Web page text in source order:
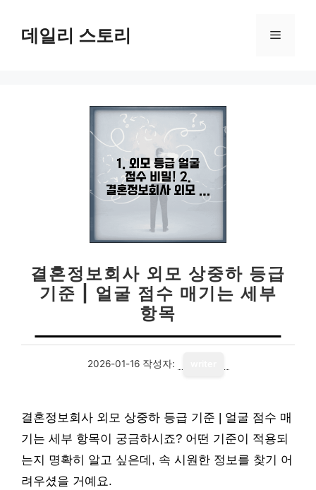
데일리 스토리 메
결혼정보회사 외모 상중하 등급
기준 | 얼굴 점수 매기는 세부
항목
2026-01-16 작성자:
결혼정보회사 외모 상중하 등급 기준 | 얼굴 점수 매
기는 세부 항목이 궁금하시죠? 어떤 기준이 적용되
는지 명확히 알고 싶은데, 속 시원한 정보를 찾기 어
려우셨을 거예요.